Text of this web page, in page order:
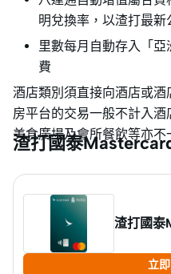
明兌換率，以渣打最新
里數每月自動存入「
費
酒店類別須直接向酒店或
房平台的交易一般不計入
美食廣場及會所餐飲等亦不
渣打國泰
渣打國泰
立